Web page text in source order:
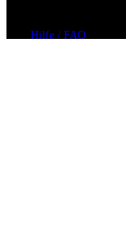
Hilfe / FAQ